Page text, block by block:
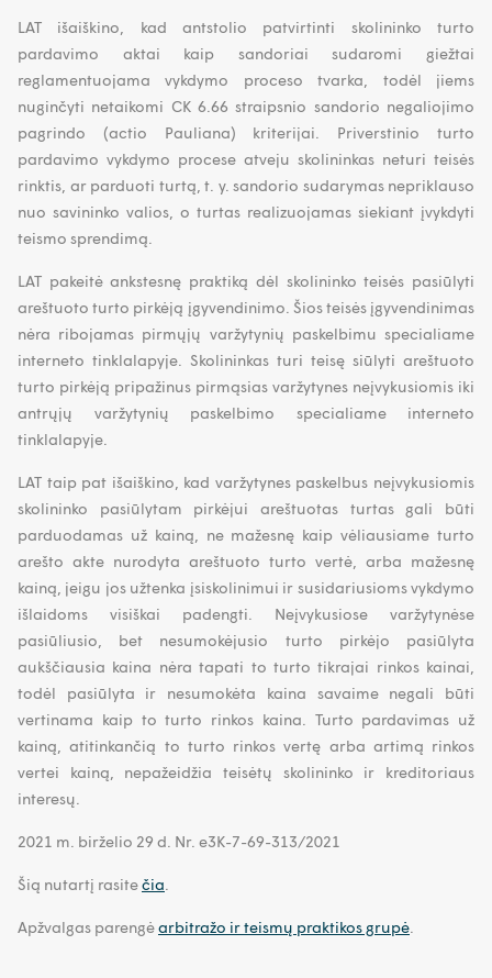
LAT išaiškino, kad antstolio patvirtinti skolininko turto
pardavimo aktai kaip sandoriai sudaromi giežtai
reglamentuojama vykdymo proceso tvarka, todėl jiems
nuginčyti netaikomi CK 6.66 straipsnio sandorio negaliojimo
pagrindo (actio Pauliana) kriterijai. Priverstinio turto
pardavimo vykdymo procese atveju skolininkas neturi teisės
rinktis, ar parduoti turtą, t. y. sandorio sudarymas nepriklauso
nuo savininko valios, o turtas realizuojamas siekiant įvykdyti
teismo sprendimą.
LAT pakeitė ankstesnę praktiką dėl skolininko teisės pasiūlyti
areštuoto turto pirkėją įgyvendinimo. Šios teisės įgyvendinimas
nėra ribojamas pirmųjų varžytynių paskelbimu specialiame
interneto tinklalapyje. Skolininkas turi teisę siūlyti areštuoto
turto pirkėją pripažinus pirmąsias varžytynes neįvykusiomis iki
antrųjų varžytynių paskelbimo specialiame interneto
tinklalapyje.
LAT taip pat išaiškino, kad varžytynes paskelbus neįvykusiomis
skolininko pasiūlytam pirkėjui areštuotas turtas gali būti
parduodamas už kainą, ne mažesnę kaip vėliausiame turto
arešto akte nurodyta areštuoto turto vertė, arba mažesnę
kainą, jeigu jos užtenka įsiskolinimui ir susidariusioms vykdymo
išlaidoms visiškai padengti. Neįvykusiose varžytynėse
pasiūliusio, bet nesumokėjusio turto pirkėjo pasiūlyta
aukščiausia kaina nėra tapati to turto tikrajai rinkos kainai,
todėl pasiūlyta ir nesumokėta kaina savaime negali būti
vertinama kaip to turto rinkos kaina. Turto pardavimas už
kainą, atitinkančią to turto rinkos vertę arba artimą rinkos
vertei kainą, nepažeidžia teisėtų skolininko ir kreditoriaus
interesų.
2021 m. birželio 29 d. Nr. e3K-7-69-313/2021
Šią nutartį rasitečia
Apžvalgas parengėarbitražo ir teismų praktikos grupė